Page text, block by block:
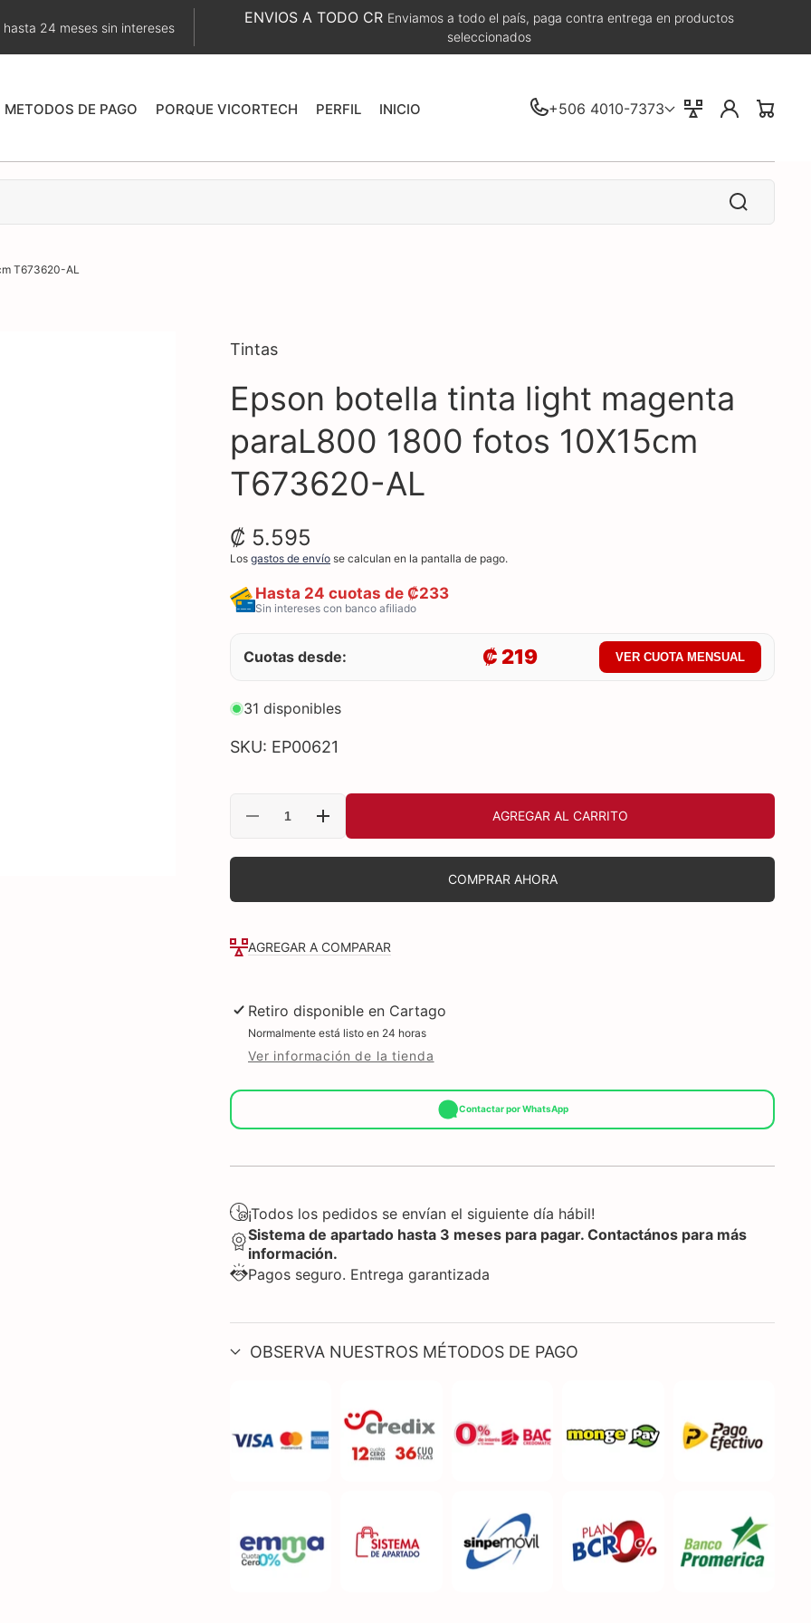
24 meses sin intereses
ENVIOS A TODO CR Enviamos a todo el país, paga contra entrega en productos
seleccionados
METODOS DE PAGO PORQUE VICORTECH PERFIL INICIO +506 4010-7373Comparar
Iniciar
sesión
Carrito
T673620-AL
Tintas
Epson botella tinta light magenta
paraL800 1800 fotos 10X15cm
T673620-AL
₡ 5.595
Los gastos de envío se calculan en la pantalla de pago.
Hasta 24 cuotas de ₡233
Sin intereses con banco afiliado
Cuotas desde: ₡ 219 VER CUOTA MENSUAL
31 disponibles
SKU: EP00621
Reducir
light
1800
fotos
Aumentar
cantidad
light
1800
fotos
AGREGAR AL CARRITO
COMPRAR AHORA
AGREGAR A COMPARAR
Retiro disponible en Cartago
Normalmente está listo en 24 horas
Ver información de la tienda
Contactar por WhatsApp
¡Todos los pedidos se envían el siguiente día hábil!
Sistema de apartado hasta 3 meses para pagar. Contactános para más
información.
Pagos seguro. Entrega garantizada
OBSERVA NUESTROS MÉTODOS DE PAGO